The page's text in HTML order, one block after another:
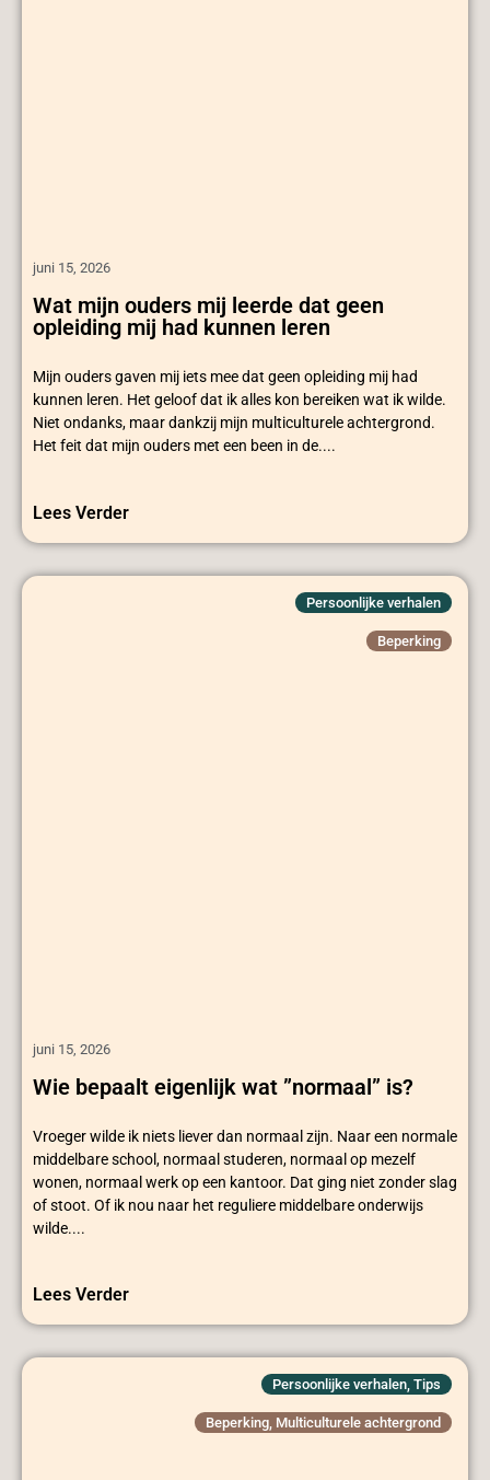
juni 15, 2026
Wat mijn ouders mij leerde dat geen
opleiding mij had kunnen leren
Mijn ouders gaven mij iets mee dat geen opleiding mij had
kunnen leren. Het geloof dat ik alles kon bereiken wat ik wilde.
Niet ondanks, maar dankzij mijn multiculturele achtergrond.
Het feit dat mijn ouders met een been in de....
Lees Verder
Persoonlijke verhalen
Beperking
juni 15, 2026
Wie bepaalt eigenlijk wat ”normaal” is?
Vroeger wilde ik niets liever dan normaal zijn. Naar een normale
middelbare school, normaal studeren, normaal op mezelf
wonen, normaal werk op een kantoor. Dat ging niet zonder slag
of stoot. Of ik nou naar het reguliere middelbare onderwijs
wilde....
Lees Verder
Persoonlijke verhalen, Tips
Beperking, Multiculturele achtergrond